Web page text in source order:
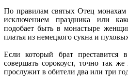
По правилам святых Отец монахам
исключением праздника или
подобает быть в монастыре
платья из немецкого сукна и
Если который брат
совершать сорокоуст, точно так
прослужит в обители два или три